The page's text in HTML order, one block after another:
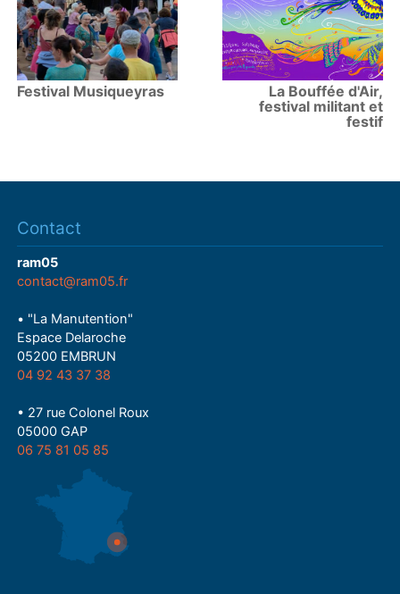
Festival Musiqueyras
La Bouffée d'Air,
festival militant et
festif
Contact
ram05
contact@ram05.fr
• "La Manutention"
Espace Delaroche
05200 EMBRUN
04 92 43 37 38
• 27 rue Colonel Roux
05000 GAP
06 75 81 05 85